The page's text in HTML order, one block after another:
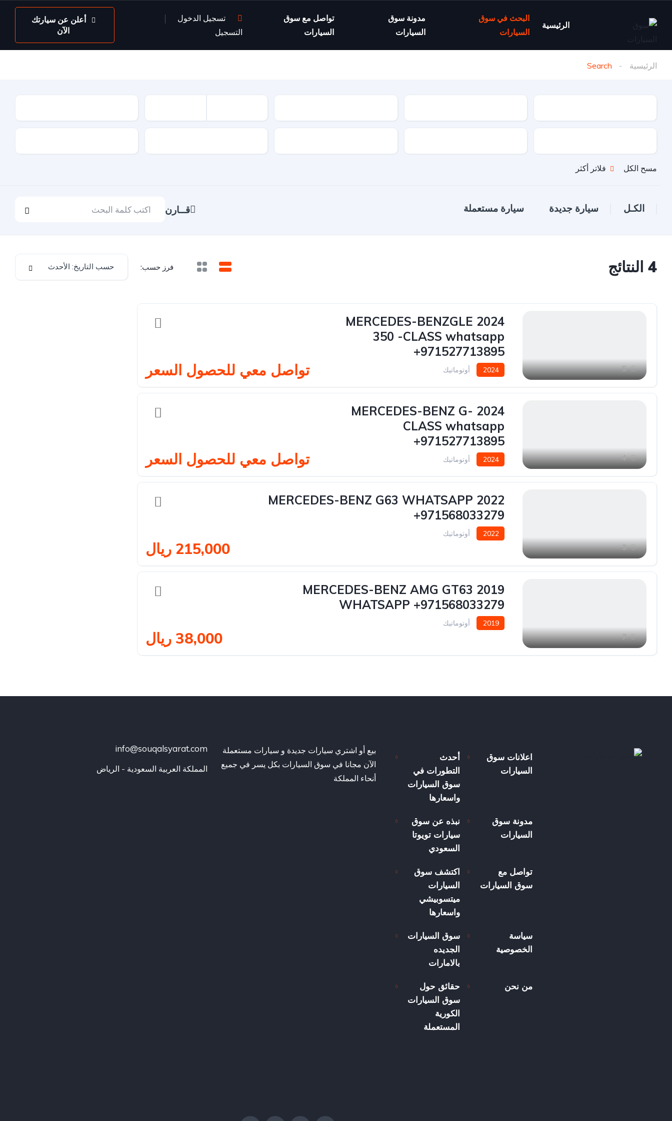
الرئيسية
البحث في سوق
السيارات
مدونة سوق
السيارات
تواصل مع سوق
السيارات
تسجيل الدخول
التسجيل
أعلن عن سيارتك
الآن
الرئيسية Search
مسح الكل فلاتر أكثر
الكـل سيارة جديدة سيارة مستعملة قــارن
4 النتائج فرز حسب: حسب التاريخ: الأحدث
5
2024 MERCEDES-BENZGLE
350 -CLASS whatsapp
+971527713895
2024 أوتوماتيك تواصل معي للحصول السعر
4
2024 MERCEDES-BENZ G-
CLASS whatsapp
+971527713895
2024 أوتوماتيك تواصل معي للحصول السعر
3
2022 MERCEDES-BENZ G63 WHATSAPP
+971568033279
2022 أوتوماتيك
215,000 ريال
7
2019 MERCEDES-BENZ AMG GT63
WHATSAPP +971568033279
2019 أوتوماتيك
38,000 ريال
اعلانات سوق
السيارات
أحدث
التطورات في
سوق السيارات
واسعارها
مدونة سوق
السيارات
نبذه عن سوق
سيارات تويوتا
السعودي
تواصل مع
سوق السيارات
اكتشف سوق
السيارات
ميتسوبيشي
واسعارها
سياسة
الخصوصية
سوق السيارات
الجديده
بالامارات
من نحن
حقائق حول
سوق السيارات
الكورية
المستعملة
بيع أو اشتري سيارات جديدة و سيارات مستعملة
الآن مجانا في سوق السيارات بكل يسر في جميع
أنحاء المملكة
info@souqalsyarat.com
المملكة العربية السعودية - الرياض